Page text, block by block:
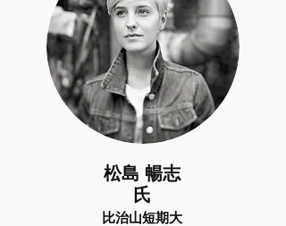
松島 暢志
氏
比治山短期大